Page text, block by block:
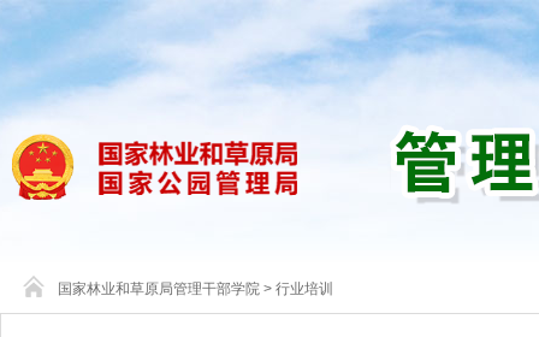
国家林业和草原局管理干部学院 > 行业培训